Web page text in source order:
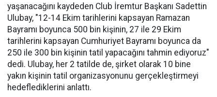
yaşanacağını kaydeden Club İremtur Başkanı Sadettin
Ulubay, "12-14 Ekim tarihlerini kapsayan Ramazan
Bayramı boyunca 500 bin kişinin, 27 ile 29 Ekim
tarihlerini kapsayan Cumhuriyet Bayramı boyunca da
250 ile 300 bin kişinin tatil yapacağını tahmin ediyoruz"
dedi. Ulubay, her 2 tatilde de, şirket olarak 10 bine
yakın kişinin tatil organizasyonunu gerçekleştirmeyi
hedeflediklerini anlattı.